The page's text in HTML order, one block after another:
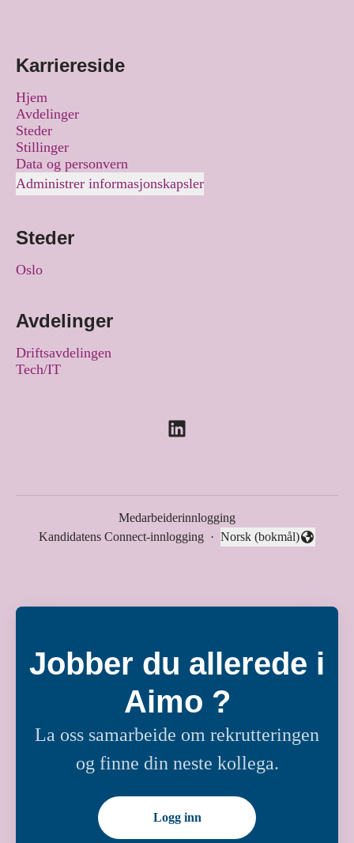
Karriereside
Hjem
Avdelinger
Steder
Stillinger
Data og personvern
Administrer informasjonskapsler
Steder
Oslo
Avdelinger
Driftsavdelingen
Tech/IT
Medarbeiderinnlogging
Kandidatens Connect-innlogging ·
Endre språk
Norsk (bokmål)
Jobber du allerede i
Aimo ?
La oss samarbeide om rekrutteringen
og finne din neste kollega.
Logg inn